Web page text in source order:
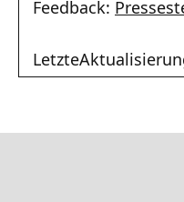
Feedback: